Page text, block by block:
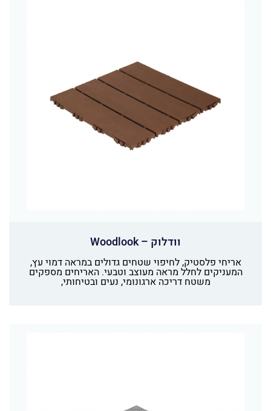
וודלוק – Woodlook
אריחי פלסטיק, לחיפוי שטחים גדולים במראה דמוי עץ,
המעניקים לחלל מראה מעוצב וטבעי. האריחים מספקים
משטח דריכה ארגונומי, נעים ובטיחותי,